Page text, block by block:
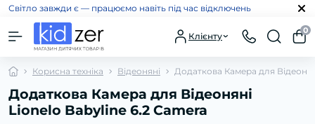
Світло завжди є — працюємо навіть під час відключень
Клієнту
0
Корисна техніка Відеоняні Додаткова Камера для
Додаткова Камера для Відеоняні
Lionelo Babyline 6.2 Camera